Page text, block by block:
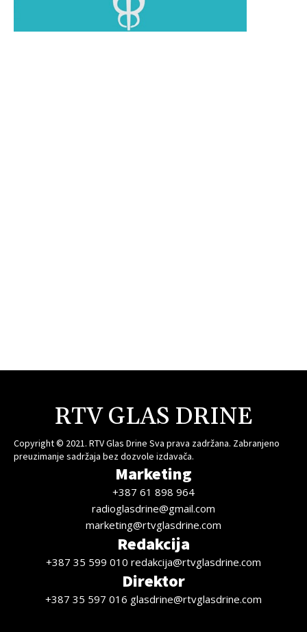
RTV GLAS DRINE
Copyright © 2021. RTV Glas Drine Sva prava zadržana. Zabranjeno
preuzimanje sadržaja bez dozvole izdavača.
Marketing
+387 61 898 964
radioglasdrine@gmail.com
marketing@rtvglasdrine.com
Redakcija
+387 35 599 010 redakcija@rtvglasdrine.com
Direktor
+387 35 597 016 glasdrine@rtvglasdrine.com